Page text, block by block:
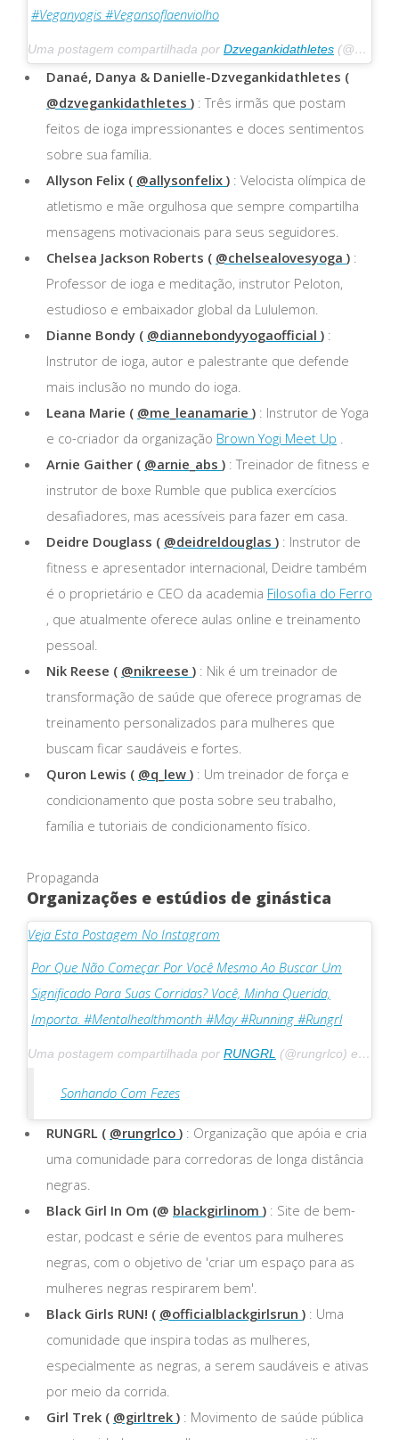
#veganyogis #vegansoflaenviolho
Uma postagem compartilhada por Dzvegankidathletes (@dzvegankidathletes) em 18 de fevereiro de 2020 às 16h56 PST
Danaé, Danya & Danielle-Dzvegankidathletes (
@dzvegankidathletes ): Três irmãs que postam
feitos de ioga impressionantes e doces sentimentos
sobre sua família.
Allyson Felix ( @allysonfelix ): Velocista olímpica de
atletismo e mãe orgulhosa que sempre compartilha
mensagens motivacionais para seus seguidores.
Chelsea Jackson Roberts ( @chelsealovesyoga ):
Professor de ioga e meditação, instrutor Peloton,
estudioso e embaixador global da Lululemon.
Dianne Bondy ( @diannebondyyogaofficial ):
Instrutor de ioga, autor e palestrante que defende
mais inclusão no mundo do ioga.
Leana Marie ( @me_leanamarie ): Instrutor de Yoga
e co-criador da organização Brown Yogi Meet Up
Arnie Gaither ( @arnie_abs ): Treinador de fitness e
instrutor de boxe Rumble que publica exercícios
desafiadores, mas acessíveis para fazer em casa.
Deidre Douglass ( @deidreldouglas ): Instrutor de
fitness e apresentador internacional, Deidre também
é o proprietário e CEO da academia Filosofia do Ferro
, que atualmente oferece aulas online e treinamento
pessoal.
Nik Reese ( @nikreese ): Nik é um treinador de
transformação de saúde que oferece programas de
treinamento personalizados para mulheres que
buscam ficar saudáveis ​​e fortes.
Quron Lewis ( @q_lew ): Um treinador de força e
condicionamento que posta sobre seu trabalho,
família e tutoriais de condicionamento físico.
Propaganda
Organizações e estúdios de ginástica
Veja Esta Postagem No Instagram
Por Que Não Começar Por Você Mesmo Ao Buscar Um
Significado Para Suas Corridas? Você, Minha Querida,
Importa. #mentalhealthmonth #may #running #rungrl
Uma postagem compartilhada por RUNGRL (@rungrlco) em 1º de maio de 2020 às 8h59 PDT
Sonhando Com Fezes
RUNGRL ( @rungrlco ): Organização que apóia e cria
uma comunidade para corredoras de longa distância
negras.
Black Girl In Om (@ blackgirlinom ): Site de bem-
estar, podcast e série de eventos para mulheres
negras, com o objetivo de 'criar um espaço para as
mulheres negras respirarem bem'.
Black Girls RUN! ( @officialblackgirlsrun ): Uma
comunidade que inspira todas as mulheres,
especialmente as negras, a serem saudáveis ​​e ativas
por meio da corrida.
Girl Trek ( @girltrek ): Movimento de saúde pública